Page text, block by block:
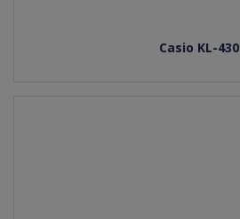
Casio KL-430